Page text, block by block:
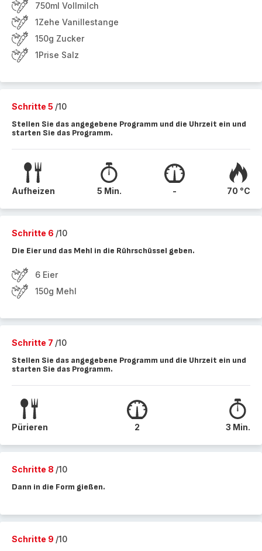
750ml Vollmilch
1Zehe Vanillestange
150g Zucker
1Prise Salz
Schritte 5 /10
Stellen Sie das angegebene Programm und die Uhrzeit ein und
starten Sie das Programm.
Aufheizen 5 Min. - 70 °C
Schritte 6 /10
Die Eier und das Mehl in die Rührschüssel geben.
6 Eier
150g Mehl
Schritte 7 /10
Stellen Sie das angegebene Programm und die Uhrzeit ein und
starten Sie das Programm.
Pürieren 2 3 Min.
Schritte 8 /10
Dann in die Form gießen.
Schritte 9 /10